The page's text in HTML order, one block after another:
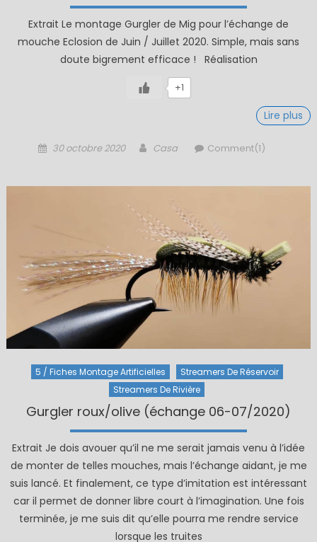
Extrait Le montage Gurgler de Mig pour l’échange de
mouche Eclosion de Juin / Juillet 2020. Simple, mais sans
doute bigrement efficace ! Réalisation
+1
Lire plus
Posted
30 octobre 2020 Author
Casa Comment(1)
5 / Fiches Montage Artificielles
Streamers De Réservoir
Streamers De Rivière
Gurgler roux/olive (échange 06-07/2020)
Extrait Je dois avouer qu’il ne me serait jamais venu à l’idée
de monter de telles mouches, mais l’échange aidant, je me
suis lancé. Et finalement, ce type d’imitation est intéressant
car il permet de donner libre court à l’imagination. Une fois
terminée, je me suis dit qu’elle pourra me rendre service
lorsque les truites